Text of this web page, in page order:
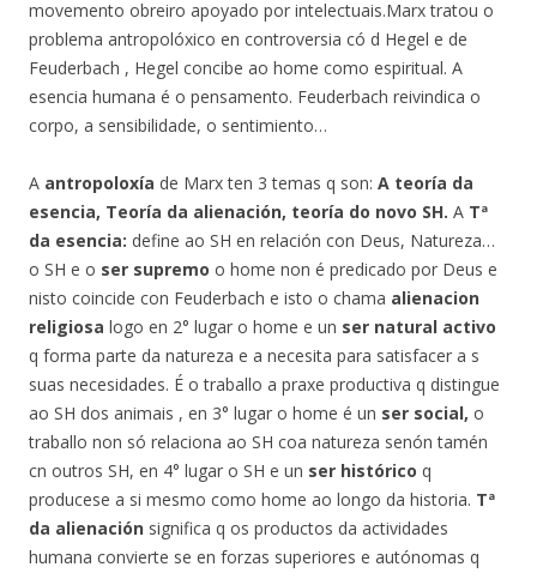
movemento obreiro apoyado por intelectuais.Marx tratou o
problema antropolóxico en controversia có d Hegel e de
Feuderbach , Hegel concibe ao home como espiritual. A
esencia humana é o pensamento. Feuderbach reivindica o
corpo, a sensibilidade, o sentimiento…
A antropoloxía de Marx ten 3 temas q son: A teoría da
esencia, Teoría da alienación, teoría do novo SH. A Tª
da esencia: define ao SH en relación con Deus, Natureza…
o SH e o ser supremo o home non é predicado por Deus e
nisto coincide con Feuderbach e isto o chama alienacion
religiosa logo en 2° lugar o home e un ser natural activo
q forma parte da natureza e a necesita para satisfacer a s
suas necesidades. É o traballo a praxe productiva q distingue
ao SH dos animais , en 3° lugar o home é un ser social, o
traballo non só relaciona ao SH coa natureza senón tamén
cn outros SH, en 4° lugar o SH e un ser histórico q
producese a si mesmo como home ao longo da historia. Tª
da alienación significa q os productos da actividades
humana convierte se en forzas superiores e autónomas q